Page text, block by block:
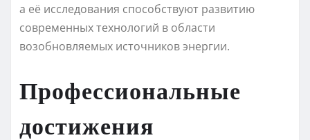
а её исследования способствуют развитию
современных технологий в области
возобновляемых источников энергии.
Профессиональные
достижения